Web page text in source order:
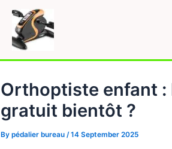
content
Orthoptiste enfant :
gratuit bientôt ?
By pédalier bureau /14 September 2025